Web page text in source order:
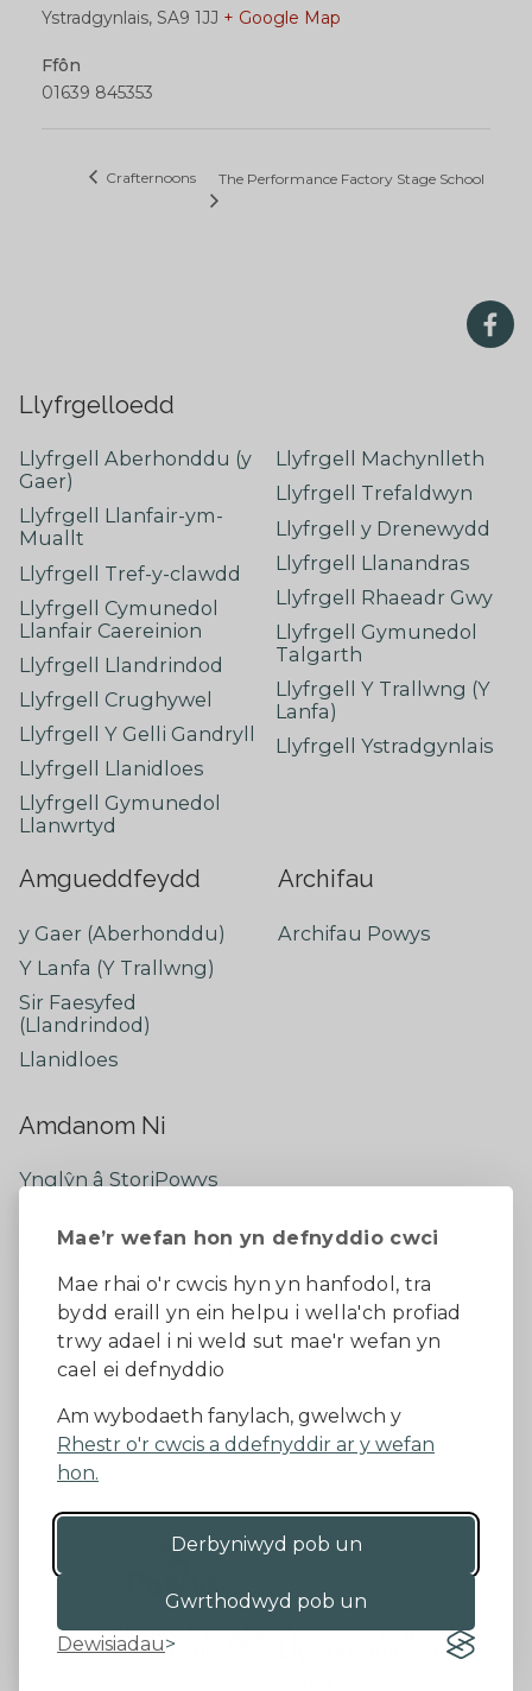
Mae’r wefan hon yn defnyddio cwci
Mae rhai o'r cwcis hyn yn hanfodol, tra
bydd eraill yn ein helpu i wella'ch profiad
trwy adael i ni weld sut mae'r wefan yn
cael ei defnyddio
Am wybodaeth fanylach, gwelwch y
Rhestr o'r cwcis a ddefnyddir ar y wefan
hon.
Derbyniwyd pob un
Gwrthodwyd pob un
Dewisiadau
Ystradgynlais, SA9 1JJ + Google Map
Ffôn
01639 845353
Crafternoons The Performance Factory Stage School
Llyfrgelloedd
Llyfrgell Aberhonddu (y
Gaer)
Llyfrgell Llanfair-ym-
Muallt
Llyfrgell Tref-y-clawdd
Llyfrgell Cymunedol
Llanfair Caereinion
Llyfrgell Llandrindod
Llyfrgell Crughywel
Llyfrgell Y Gelli Gandryll
Llyfrgell Llanidloes
Llyfrgell Gymunedol
Llanwrtyd
Llyfrgell Machynlleth
Llyfrgell Trefaldwyn
Llyfrgell y Drenewydd
Llyfrgell Llanandras
Llyfrgell Rhaeadr Gwy
Llyfrgell Gymunedol
Talgarth
Llyfrgell Y Trallwng (Y
Lanfa)
Llyfrgell Ystradgynlais
Amgueddfeydd
y Gaer (Aberhonddu)
Y Lanfa (Y Trallwng)
Sir Faesyfed
(Llandrindod)
Llanidloes
Archifau
Archifau Powys
Amdanom Ni
Ynglŷn â StoriPowys
Newyddion Diweddaraf
Dywedwch eich barn
Facebook
Datganiad Hygyrchedd
Diogelu Data a Phreifatrwydd
Telerau ac amodau
©2026 - Cyngor Sir Powys